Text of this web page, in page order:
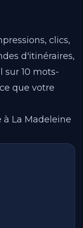
clics,
d'itinéraires,
sur 10 mots-
que votre
à La Madeleine